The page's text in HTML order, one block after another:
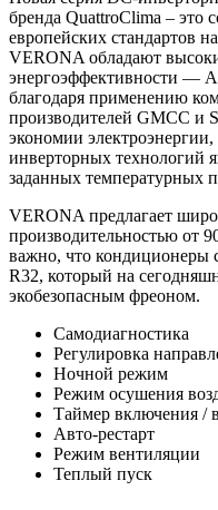
бренда QuattroClima – это
европейских стандартов
VERONA обладают
энергоэффективности —
благодаря применению
производителей GMCC
экономии
инверторных технологий
заданных температурных
VERONA предлагает
производительностью от
важно, что кондиционеры
R32, который на
экобезопасным фреоном.
Самодиагностика
Регулировка
Ночной режим
Режим осушения
Таймер включения /
Авто-рестарт
Режим вентиляции
Теплый пуск